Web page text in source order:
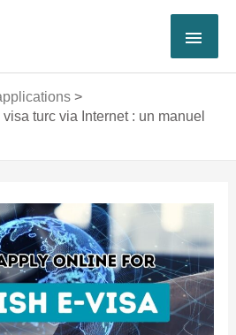
turc via Internet : un manuel